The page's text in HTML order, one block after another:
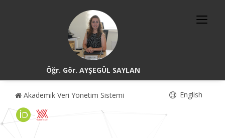
Öğr. Gör. AYŞEGÜL SAYLAN
Akademik Veri Yönetim Sistemi English